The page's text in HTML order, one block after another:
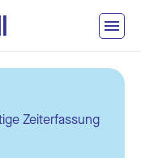
Zeiterfassung